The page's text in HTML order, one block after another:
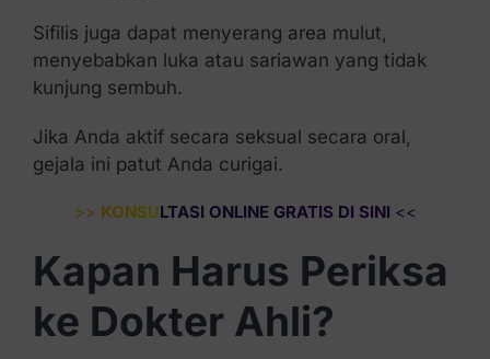
Sifilis juga dapat menyerang area mulut,
menyebabkan luka atau sariawan yang tidak
kunjung sembuh.
Jika Anda aktif secara seksual secara oral,
gejala ini patut Anda curigai.
>> KONSULTASI ONLINE GRATIS DI SINI <<
Kapan Harus Periksa
ke Dokter Ahli?